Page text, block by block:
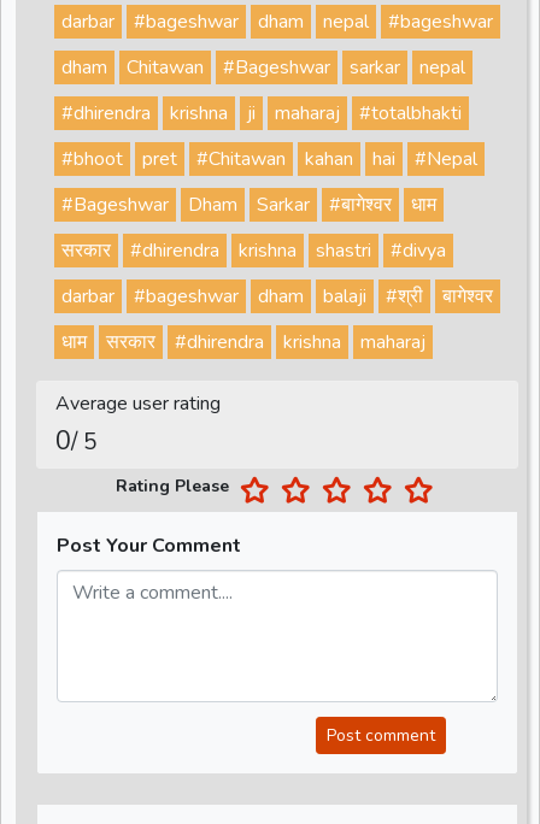
darbar
#bageshwar dham nepal
#bageshwar
dham
Chitawan #Bageshwar sarkar
nepal
#dhirendra
krishna ji maharaj
#totalbhakti
#bhoot
pret #Chitawan kahan hai
#Nepal
#Bageshwar
Dham Sarkar #बागेश्वर
धाम
सरकार
#dhirendra krishna shastri
#divya
darbar
#bageshwar dham balaji #श्री
बागेश्वर
धाम
सरकार #dhirendra krishna maharaj
Average user rating
0/ 5
Rating Please
Post Your Comment
Post comment